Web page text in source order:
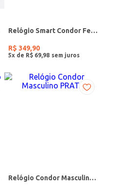
Relógio Smart Condor Feminino ROSE
R$ 349,90
5x de R$ 69 98
Relógio Condor Masculino PRATA